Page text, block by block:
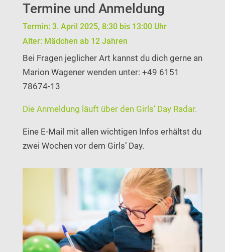
Termine und Anmeldung
Termin: 3. April 2025, 8:30 bis 13:00 Uhr
Alter: Mädchen ab 12 Jahren
Bei Fragen jeglicher Art kannst du dich gerne an
Marion Wagener wenden unter: +49 6151
78674-​​13
Die Anmeldung läuft über den Girls’ Day Radar.
Eine E-Mail mit allen wichtigen Infos erhältst du
zwei Wochen vor dem Girls’ Day.